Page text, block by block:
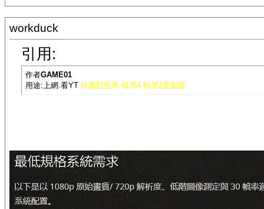
workduck
引用:
作者GAME01
用途:上網.看YT 玩魔獸世界 暗黑4 暗黑2重製版